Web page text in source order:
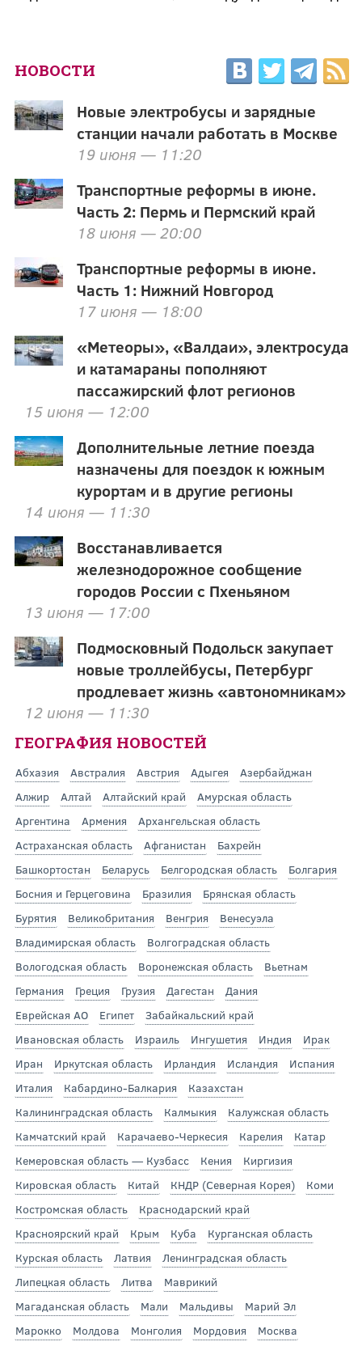
НОВОСТИ
Новые электробусы и зарядные
станции начали работать в Москве
19 июня — 11:20
Транспортные реформы в июне.
Часть 2: Пермь и Пермский край
18 июня — 20:00
Транспортные реформы в июне.
Часть 1: Нижний Новгород
17 июня — 18:00
«Метеоры», «Валдаи», электросуда
и катамараны пополняют
пассажирский флот регионов
15 июня — 12:00
Дополнительные летние поезда
назначены для поездок к южным
курортам и в другие регионы
14 июня — 11:30
Восстанавливается
железнодорожное сообщение
городов России с Пхеньяном
13 июня — 17:00
Подмосковный Подольск закупает
новые троллейбусы, Петербург
продлевает жизнь «автономникам»
12 июня — 11:30
ГЕОГРАФИЯ НОВОСТЕЙ
Абхазия Австралия Австрия Адыгея
Азербайджан
Алжир
Алтай Алтайский край
Амурская область
Аргентина
Армения
Архангельская область
Астраханская область
Афганистан
Бахрейн
Башкортостан
Беларусь Белгородская область
Болгария
Босния и Герцеговина
Бразилия
Брянская область
Бурятия
Великобритания Венгрия
Венесуэла
Владимирская область
Волгоградская область
Вологодская область
Воронежская область
Вьетнам
Германия
Греция Грузия Дагестан
Дания
Еврейская АО
Египет
Забайкальский край
Ивановская область
Израиль Ингушетия Индия
Ирак
Иран
Иркутская область Ирландия Исландия
Испания
Италия
Кабардино-Балкария
Казахстан
Калининградская область
Калмыкия
Калужская область
Камчатский край
Карачаево-Черкесия Карелия
Катар
Кемеровская область — Кузбасс
Кения
Киргизия
Кировская область
Китай КНДР (Северная Корея)
Коми
Костромская область
Краснодарский край
Красноярский край
Крым Куба
Курганская область
Курская область
Латвия
Ленинградская область
Липецкая область
Литва
Маврикий
Магаданская область
Мали Мальдивы
Марий Эл
Марокко
Молдова Монголия Мордовия
Москва